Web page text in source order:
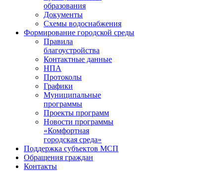
образования
Документы
Схемы водоснабжения
Формирование городской среды
Правила
благоустройства
Контактные данные
НПА
Протоколы
Графики
Муниципальные
программы
Проекты программ
Новости программы
«Комфортная
городская среда»
Поддержка субъектов МСП
Обращения граждан
Контакты